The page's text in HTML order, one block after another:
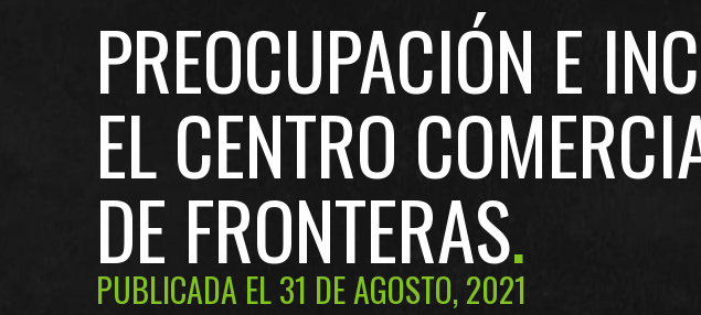
PREOCUPACIÓN E
EL CENTRO
DE FRONTERAS
PUBLICADA EL 31 DE AGOSTO, 2021